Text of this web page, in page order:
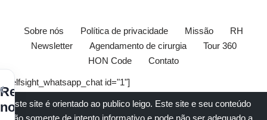
Sobre nós Política de privacidade Missão
RH
Newsletter
Agendamento de cirurgia
Tour 360
HON Code
Contato
[elfsight_whatsapp_chat id="1"]
Este site é orientado ao publico leigo. Este site e seu conteúdo
são somente de intento informativo e pode não ser adequado a
Receba
nossos